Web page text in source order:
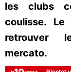
les clubs
coulisse.
retrouver
mercato.